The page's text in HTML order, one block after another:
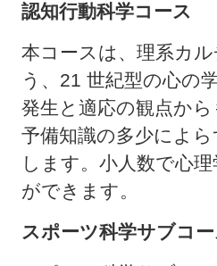
認知行動科学コース
本コースは、理系カ
う、21 世紀型の心の
発生と適応の観点か
予備知識の多少によ
します。小人数で心
ができます。
スポーツ科学サブコー